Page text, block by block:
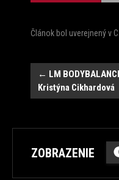
Článok bol uverejnený v
Post
navigation
← LM
Kristýna Cikhardová
ZOBRAZENIE